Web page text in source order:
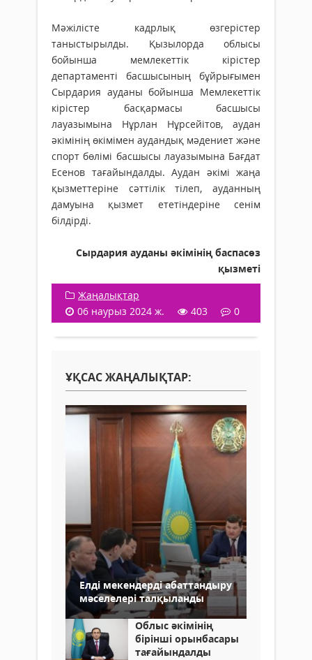
Мәжілісте кадрлық өзгерістер
таныстырылды. Қызылорда облысы
бойынша мемлекеттік кірістер
департаменті басшысының бұйрығымен
Сырдария ауданы бойынша Мемлекеттік
кірістер басқармасы басшысы
лауазымына Нұрлан Нұрсейітов, аудан
әкімінің өкімімен аудандық мәдениет және
спорт бөлімі басшысы лауазымына Бағдат
Есенов тағайындалды. Аудан әкімі жаңа
қызметтеріне сәттілік тілеп, ауданның
дамуына қызмет ететіндеріне сенім
білдірді.
Сырдария ауданы әкімінің баспасөз
қызметі
Жаңалықтар
06 наурыз 2024 ж.
403 0
ҰҚСАС ЖАҢАЛЫҚТАР:
Елді мекендерді абаттандыру
мәселелері талқыланды
Облыс әкімінің
бірінші орынбасары
тағайындалды